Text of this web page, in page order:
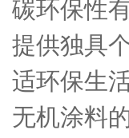
碳环保性
提供独具
适环保生
无机涂料